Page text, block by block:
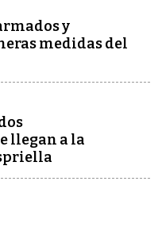
y
medidas del
llegan a la